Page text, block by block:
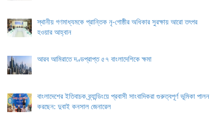
স্থানীয় গণমাধ্যমকে প্রান্তিক নৃ-গোষ্ঠীর অধিকার সুরক্ষায় আরো তৎপর
হওয়ার আহ্বান
আরব আমিরাতে দণ্ডপ্রাপ্ত ৫৭ বাংলাদেশিকে ক্ষমা
বাংলাদেশের ইতিবাচক ব্র্যান্ডিংয়ে প্রবাসী সাংবাদিকরা গুরুত্বপূর্ণ ভূমিকা পালন
করছেন: দুবাই কনসাল জেনারেল